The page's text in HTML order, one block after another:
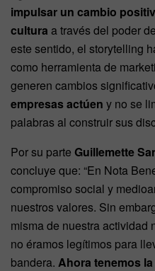
impulsar un cambio
cultura a través del poder
este sentido, el storytelling
como herramienta de
generen cambios
empresas actúen y no se
palabras al construir sus
Por su parte Guillemette
concluye que: “En Nota
compromiso social y
nuestros valores. Sin
misma de nuestra actividad
no éramos legítimos para
bandera. Ahora tenemos